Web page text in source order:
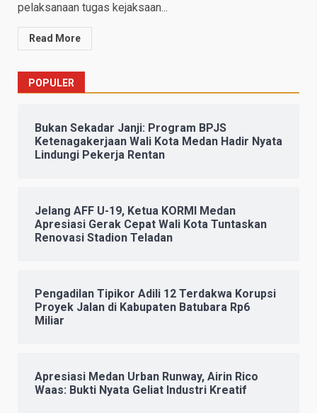
pelaksanaan tugas kejaksaan...
Read More
POPULER
Bukan Sekadar Janji: Program BPJS
Ketenagakerjaan Wali Kota Medan Hadir Nyata
Lindungi Pekerja Rentan
Jelang AFF U-19, Ketua KORMI Medan
Apresiasi Gerak Cepat Wali Kota Tuntaskan
Renovasi Stadion Teladan
Pengadilan Tipikor Adili 12 Terdakwa Korupsi
Proyek Jalan di Kabupaten Batubara Rp6
Miliar
Apresiasi Medan Urban Runway, Airin Rico
Waas: Bukti Nyata Geliat Industri Kreatif